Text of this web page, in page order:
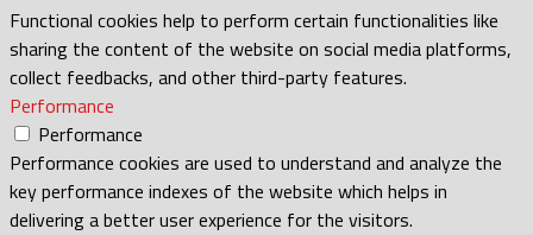
Functional cookies help to perform certain functionalities like
sharing the content of the website on social media platforms,
collect feedbacks, and other third-party features.
Performance
Performance
Performance cookies are used to understand and analyze the
key performance indexes of the website which helps in
delivering a better user experience for the visitors.